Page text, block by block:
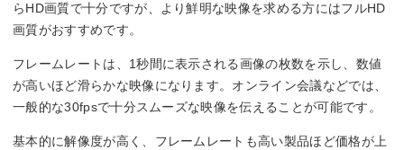
らHD画質で十分ですが、より鮮明な映像を求める方にはフルHD
画質がおすすめです。
フレームレートは、1秒間に表示される画像の枚数を示し、数値
が高いほど滑らかな映像になります。オンライン会議などでは、
一般的な30fpsで十分スムーズな映像を伝えることが可能です。
基本的に解像度が高く、フレームレートも高い製品ほど価格が上